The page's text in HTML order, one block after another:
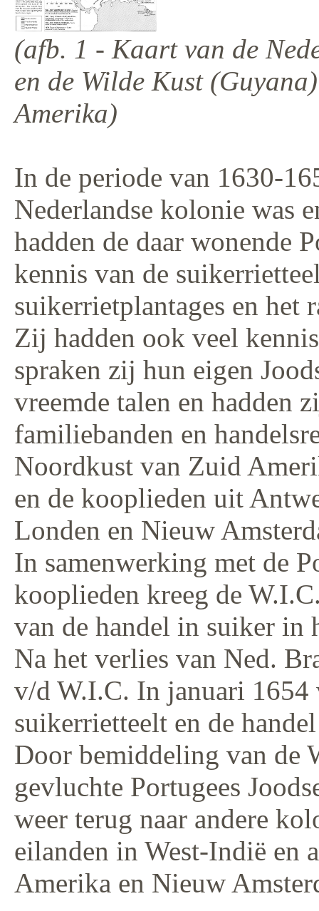
(afb. 1 - Kaart van de
en de Wilde Kust
Amerika)
In de periode van 1630-
Nederlandse kolonie was
hadden de daar wonende
kennis van de
suikerrietplantages en het
Zij hadden ook veel
spraken zij hun eigen
vreemde talen en hadden
familiebanden en
Noordkust van Zuid
en de kooplieden uit
Londen en Nieuw
In samenwerking met de
kooplieden kreeg de
van de handel in suiker in
Na het verlies van Ned.
v/d W.I.C. In januari 1654
suikerrietteelt en de
Door bemiddeling van de
gevluchte Portugees
weer terug naar andere
eilanden in West-Indië en
Amerika en Nieuw